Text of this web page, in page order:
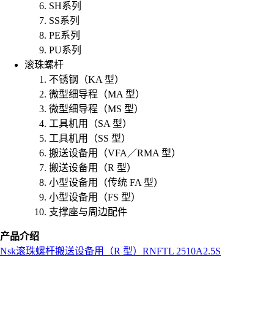
SH系列
SS系列
PE系列
PU系列
滚珠螺杆
不锈钢（KA 型）
微型细导程（MA 型）
微型细导程（MS 型）
工具机用（SA 型）
工具机用（SS 型）
搬送设备用（VFA／RMA 型）
搬送设备用（R 型）
小型设备用（传统 FA 型）
小型设备用（FS 型）
支撑座与周边配件
产品介绍
Nsk滚珠螺杆搬送设备用（R 型） RNFTL 2510A2.5S